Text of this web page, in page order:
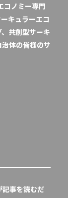
ノミー専門
キュラーエコ
共創型サーキ
体の皆様のサ
事を読むだ